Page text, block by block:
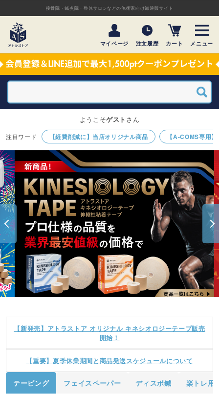
接骨院・鍼灸院・整体サロンなどの施術家向け卸通販サイト
マイページ 注文履歴 カート メニュー
【経費削減に】当店オリジナル商品 【A-COMS専用
ようこそゲスト さん
【新発売】アトラストア オリジナル キネシオロジーテープ販売
開始！
【重要】夏季休業期間と商品発送スケジュールについて
テーピング フェイスペーパー ディスポ鍼 楽トレ用